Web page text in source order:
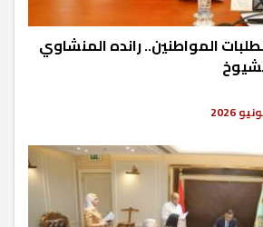
المواطنين.. رانده المنشاوي